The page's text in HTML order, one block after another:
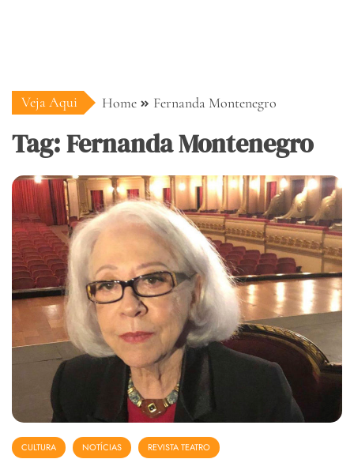
Veja Aqui Home Fernanda Montenegro
Tag:Fernanda Montenegro
CULTURA NOTÍCIAS REVISTA TEATRO